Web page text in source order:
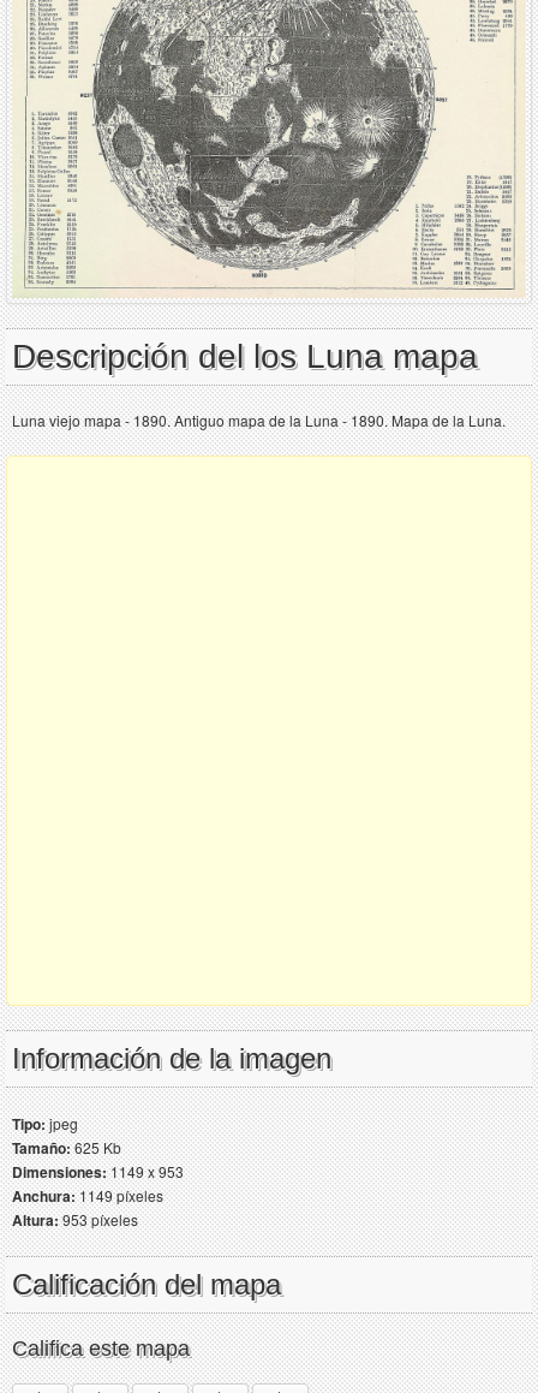
Descripción del los Luna mapa
Luna viejo mapa - 1890. Antiguo mapa de la Luna - 1890. Mapa de la Luna.
Información de la imagen
Tipo:jpeg
Tamaño:625 Kb
Dimensiones:1149 x 953
Anchura:1149 píxeles
Altura:953 píxeles
Calificación del mapa
Califica este mapa